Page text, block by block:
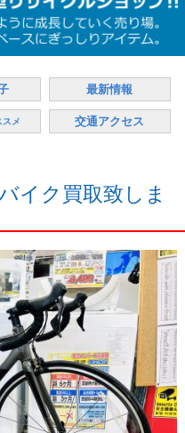
最新情報
スメ 交通アクセス
イク買取致しま